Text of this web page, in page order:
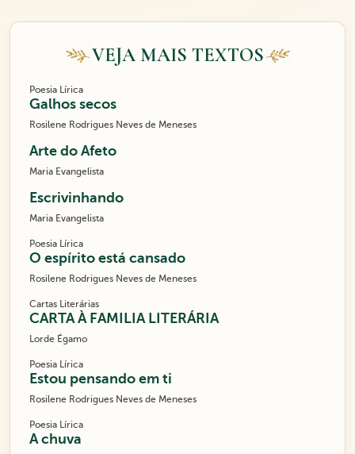
VEJA MAIS TEXTOS
Poesia Lírica
Galhos secos
Rosilene Rodrigues Neves de Meneses
Arte do Afeto
Maria Evangelista
Escrivinhando
Maria Evangelista
Poesia Lírica
O espírito está cansado
Rosilene Rodrigues Neves de Meneses
Cartas Literárias
CARTA À FAMILIA LITERÁRIA
Lorde Égamo
Poesia Lírica
Estou pensando em ti
Rosilene Rodrigues Neves de Meneses
Poesia Lírica
A chuva